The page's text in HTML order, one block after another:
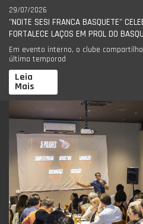
29/07/2026
"NOITE SESI FRANCA BASQUETE"
FORTALECE LAÇOS EM PROL DO
Em evento interno, o clube
última temporad
Leia
Mais